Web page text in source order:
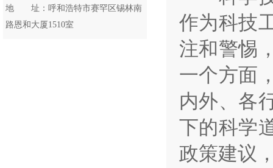
地 址：呼和浩特市赛罕区锡林南
路恩和大厦1510室
作为科技
注和警惕
一个方面
内外、各
下的科学
政策建议